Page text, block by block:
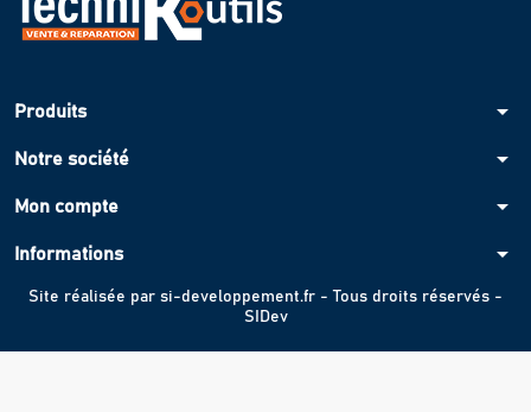
Produits arrow_drop_down
Notre société arrow_drop_down
Mon compte arrow_drop_down
Informations arrow_drop_down
Site réalisée par si-developpement.fr - Tous droits réservés -
SIDev